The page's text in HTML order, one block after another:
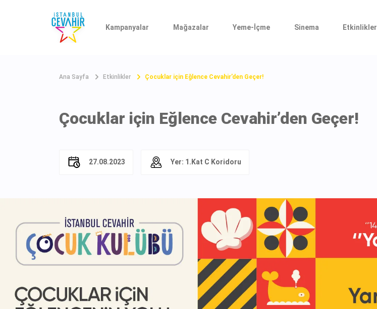
Kampanyalar Mağazalar Yeme-İçme Sinema Etkinlikler
Ana Sayfa Etkinlikler Çocuklar için Eğlence Cevahir’den Geçer!
Çocuklar için Eğlence Cevahir’den Geçer!
27.08.2023 Yer: 1.Kat C Koridoru